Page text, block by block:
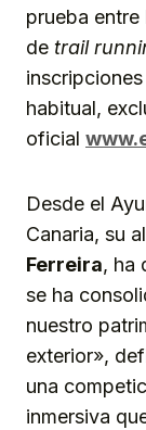
prueba
de trail
habitual,
oficial
Desde el
Canaria, su
Ferreira, ha
se ha
nuestro
exterior»,
una
inmersiva